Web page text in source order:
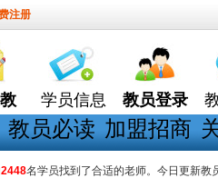
注册
学员信息 教员登录
教员必读 加盟招商
2448名学员找到了合适的老师。今日更新教